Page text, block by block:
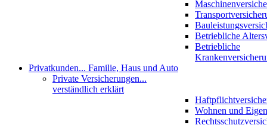
Betriebliche
Betriebliche
Privatkunden... Familie, Haus und Auto
Private Versicherungen...
verständlich erklärt
Wohnen und